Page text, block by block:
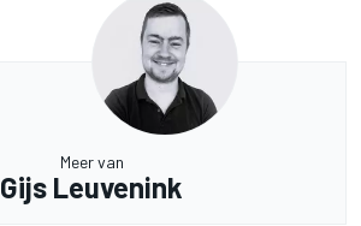
Meer van
Gijs Leuvenink